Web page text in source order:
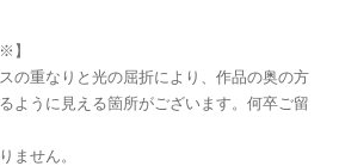
】
の重なりと光の屈折により、作品の奥の方
ように見える箇所がございます。何卒ご留
ません。